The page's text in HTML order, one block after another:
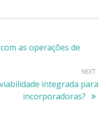
as operações de
NEXT
viabilidade integrada para
incorporadoras?